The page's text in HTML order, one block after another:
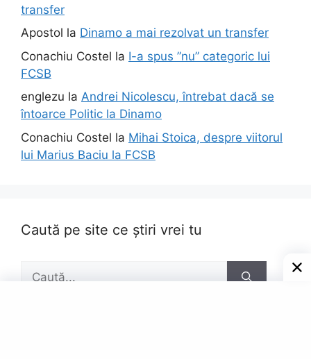
transfer
Apostol la Dinamo a mai rezolvat un transfer
Conachiu Costel la I-a spus ”nu” categoric lui
FCSB
englezu la Andrei Nicolescu, întrebat dacă se
întoarce Politic la Dinamo
Conachiu Costel la Mihai Stoica, despre viitorul
lui Marius Baciu la FCSB
Caută pe site ce știri vrei tu
după: